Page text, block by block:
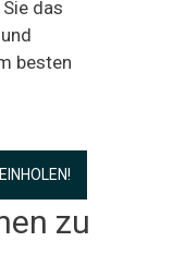
das
besten
zu